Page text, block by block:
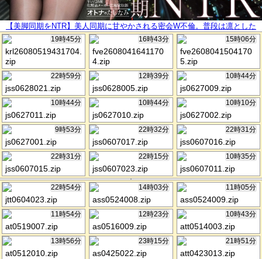
【美脚同期をNTR】美人同期に甘やかされる密会W不倫。普段は凛とした
シゴデキ美女がイキ潮を噴きながらどスケベ顔で痙攣絶頂。本能のまま膣
奥まで生中出し。【既婚男性×既婚女性(同期W不倫)】 case.27
19時45分
krl26080519431704.
zip
16時43分
fve2608041641170
4.zip
15時06分
fve2608041504170
5.zip
22時59分
jss0628021.zip
12時39分
jss0628005.zip
10時44分
js0627009.zip
10時44分
js0627011.zip
10時44分
js0627010.zip
10時10分
js0627002.zip
9時53分
js0627001.zip
22時32分
jss0607017.zip
22時31分
jss0607016.zip
22時31分
jss0607015.zip
22時15分
jss0607023.zip
10時35分
jss0607011.zip
22時54分
jtt0604023.zip
14時03分
ass0524008.zip
11時05分
ass0524009.zip
11時54分
at0519007.zip
12時23分
as0516009.zip
10時43分
att0514003.zip
13時56分
at0512010.zip
23時15分
as0425022.zip
21時51分
att0423013.zip